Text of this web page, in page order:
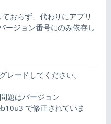
おらず、代わりにアプリ
ージョン番号にのみ依存し
レードしてください。
題はバージョン
で修正されていま